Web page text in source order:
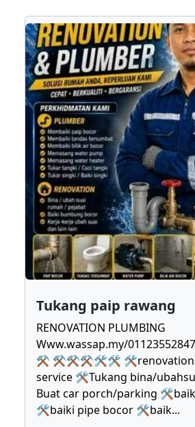
Tukang paip rawang
RENOVATION PLUMBING
Www.wassap.my/
⚒ ⚒⚒⚒🛠🛠 🛠renovation
service 🛠Tukang bina/
Buat car porch/parking
🛠baiki pipe bocor 🛠baik...